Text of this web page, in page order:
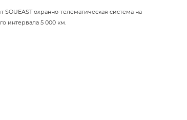
охранно-телематическая система на
интервала 5 000 км.